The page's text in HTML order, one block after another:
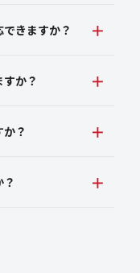
きますか？
か？
？